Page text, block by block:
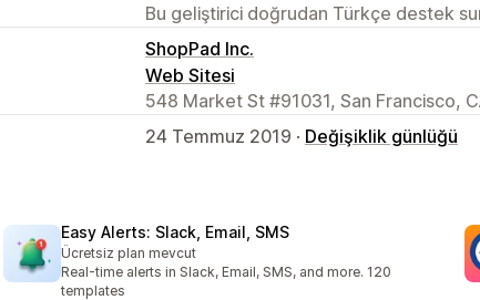
Bu geliştirici doğrudan Türkçe destek
ShopPad Inc.
Web Sitesi
548 Market St #91031, San Francisco,
24 Temmuz 2019 · Değişiklik günlüğü
Easy Alerts: Slack, Email, SMS
Ücretsiz plan mevcut
Real-time alerts in Slack, Email, SMS, and more. 120
templates